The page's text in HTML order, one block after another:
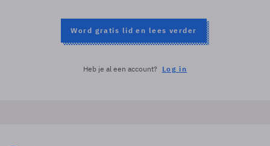
Word gratis lid en lees verder
Heb je al een account? Log in